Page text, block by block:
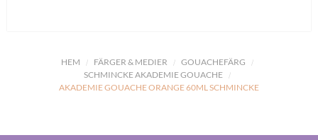
HEM FÄRGER & MEDIER
GOUACHEFÄRG
SCHMINCKE AKADEMIE GOUACHE
AKADEMIE GOUACHE ORANGE 60ML SCHMINCKE